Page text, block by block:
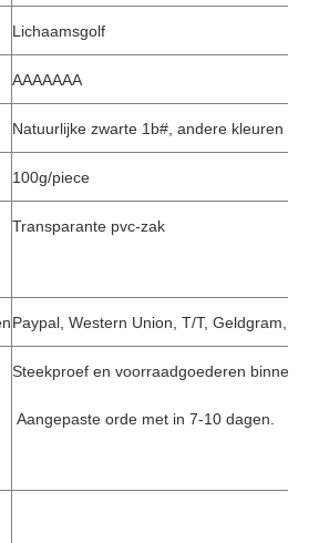
Lichaamsgolf
AAAAAAA
Natuurlijke zwarte 1b#, andere kleuren
100g/piece
Transparante pvc-zak
Paypal, Western Union, T/T, Geldgram,
Steekproef en voorraadgoederen binnen
Aangepaste orde met in 7-10 dagen.